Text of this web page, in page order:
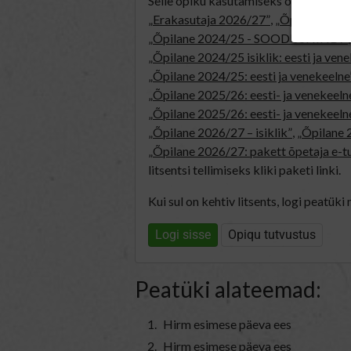
„Erakasutaja 2026/27”, „Õpilane
„Õpilane 2024/25 - SOODUSHIND!”
„Õpilane 2024/25 isiklik: eesti ja
„Õpilane 2024/25: eesti ja
„Õpilane 2025/26: eesti- ja
„Õpilane 2025/26: eesti- ja
„Õpilane 2026/27 – isiklik”, „Õpilane
„Õpilane 2026/27: pakett õpetaja e-
litsentsi tellimiseks kliki paketi linki.
Kui sul on kehtiv litsents, logi peatüki
Logi sisse Opiqu tutvustus
Peatüki alateemad:
Hirm esimese päeva ees
Hirm esimese päeva ees